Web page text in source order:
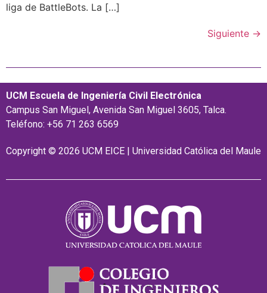
liga de BattleBots. La […]
Siguiente →
UCM Escuela de Ingeniería Civil Electrónica
Campus San Miguel, Avenida San Miguel 3605, Talca.
Teléfono: +56 71 263 6569
Copyright © 2026 UCM EICE | Universidad Católica del Maule